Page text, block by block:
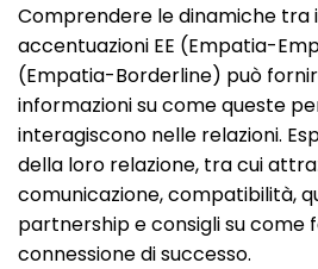
Comprendere le dinamiche tra
accentuazioni EE (Empatia-
(Empatia-Borderline) può
informazioni su come queste
interagiscono nelle relazioni.
della loro relazione, tra cui
comunicazione, compatibilità,
partnership e consigli su come
connessione di successo.